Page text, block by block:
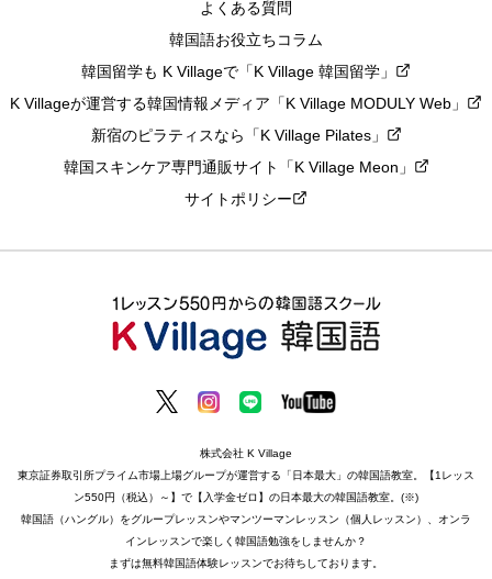
よくある質問
韓国語お役立ちコラム
韓国留学も K Villageで「K Village 韓国留学」
K Villageが運営する韓国情報メディア「K Village MODULY Web」
新宿のピラティスなら「K Village Pilates」
韓国スキンケア専門通販サイト「K Village Meon」
サイトポリシー
株式会社 K Village
東京証券取引所プライム市場上場グループが運営する「日本最大」の韓国語教室。【1レッス
ン550円（税込）～】で【入学金ゼロ】の日本最大の韓国語教室。(※)
韓国語（ハングル）をグループレッスンやマンツーマンレッスン（個人レッスン）、オンラ
インレッスンで楽しく韓国語勉強をしませんか？
まずは無料韓国語体験レッスンでお待ちしております。